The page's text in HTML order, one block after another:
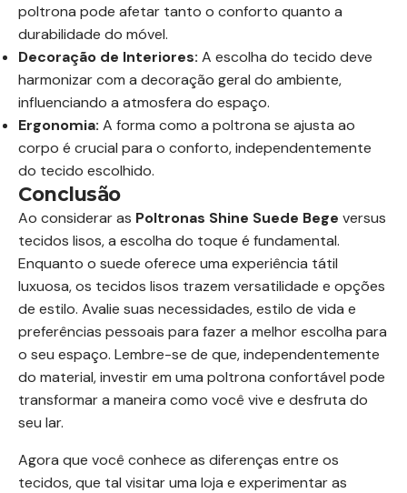
poltrona pode afetar tanto o conforto quanto a
durabilidade do móvel.
Decoração de Interiores: A escolha do tecido deve
harmonizar com a decoração geral do ambiente,
influenciando a atmosfera do espaço.
Ergonomia: A forma como a poltrona se ajusta ao
corpo é crucial para o conforto, independentemente
do tecido escolhido.
Conclusão
Ao considerar as Poltronas Shine Suede Bege versus
tecidos lisos, a escolha do toque é fundamental.
Enquanto o suede oferece uma experiência tátil
luxuosa, os tecidos lisos trazem versatilidade e opções
de estilo. Avalie suas necessidades, estilo de vida e
preferências pessoais para fazer a melhor escolha para
o seu espaço. Lembre-se de que, independentemente
do material, investir em uma poltrona confortável pode
transformar a maneira como você vive e desfruta do
seu lar.
Agora que você conhece as diferenças entre os
tecidos, que tal visitar uma loja e experimentar as